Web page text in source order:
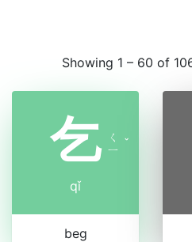
Showing 1 – 60 of
乞
ㄑ
ㄧ ˇ
qǐ
beg